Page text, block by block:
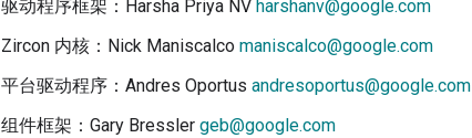
驱动程序框架：Harsha Priya NV harshanv@google.com
Zircon 内核：Nick Maniscalco maniscalco@google.com
平台驱动程序：Andres Oportus andresoportus@google.com
组件框架：Gary Bressler geb@google.com